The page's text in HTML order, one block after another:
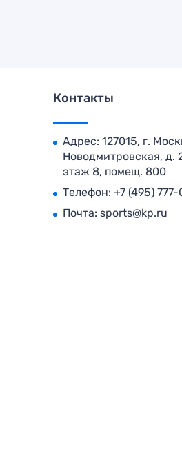
Контакты
Адрес: 127015, г.
Новодмитровская, д.
этаж 8, помещ. 800
Телефон: +7 (495)
Почта: sports@kp.ru